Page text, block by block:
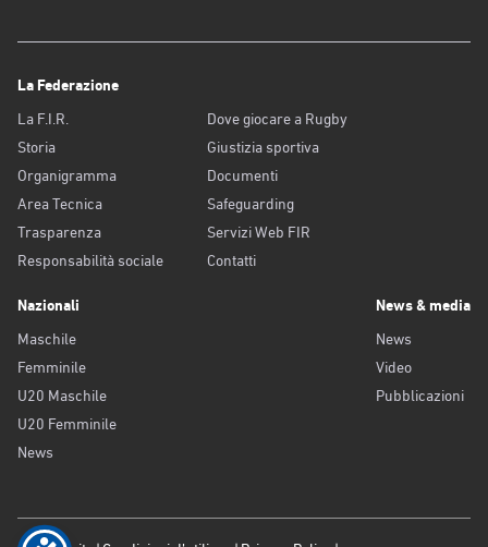
La Federazione
La F.I.R.
Storia
Organigramma
Area Tecnica
Trasparenza
Responsabilità sociale
Dove giocare a Rugby
Giustizia sportiva
Documenti
Safeguarding
Servizi Web FIR
Contatti
Nazionali
Maschile
Femminile
U20 Maschile
U20 Femminile
News
News & media
News
Video
Pubblicazioni